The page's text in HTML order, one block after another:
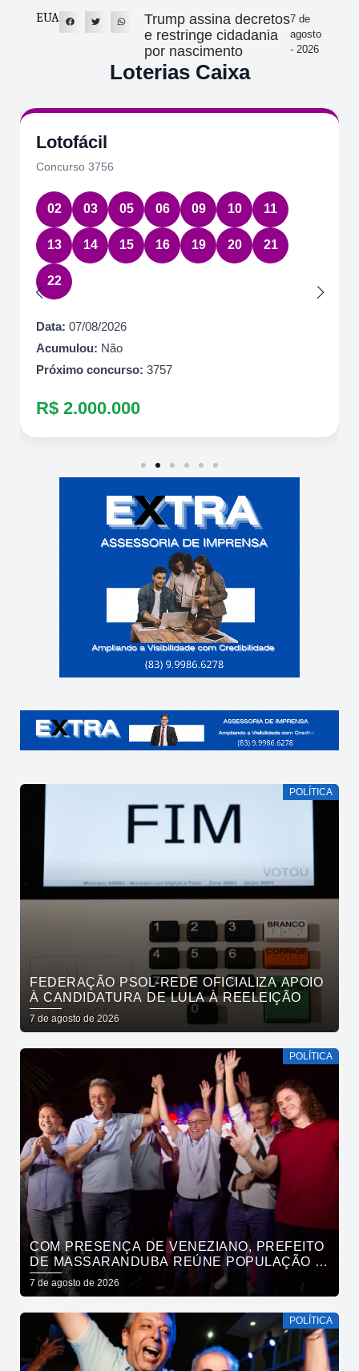
EUA
Trump assina decretos
e restringe cidadania
por nascimento
7 de
agosto
- 2026
Loterias Caixa
Quina
Concurso 7086
01 22 39 58 61
Data:
07/08/2026
Acumulou:
R$ 1.500.000
POLÍTICA
FEDERAÇÃO PSOL-REDE OFICIALIZA APOIO
À CANDIDATURA DE LULA À REELEIÇÃO
7 de agosto de 2026
POLÍTICA
COM PRESENÇA DE VENEZIANO, PREFEITO
DE MASSARANDUBA REÚNE POPULAÇÃO E
ANUNCIA APOIO A CÍCERO LUCENA
7 de agosto de 2026
POLÍTICA